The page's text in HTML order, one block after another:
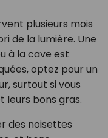
plusieurs mois
de la lumière. Une
à la cave est
optez pour un
surtout si vous
leurs bons gras.
des noisettes